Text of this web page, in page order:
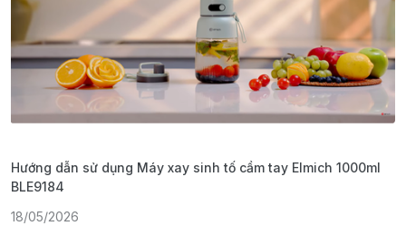
Hướng dẫn sử dụng Máy xay sinh tố cầm tay Elmich 1000ml
BLE9184
18/05/2026